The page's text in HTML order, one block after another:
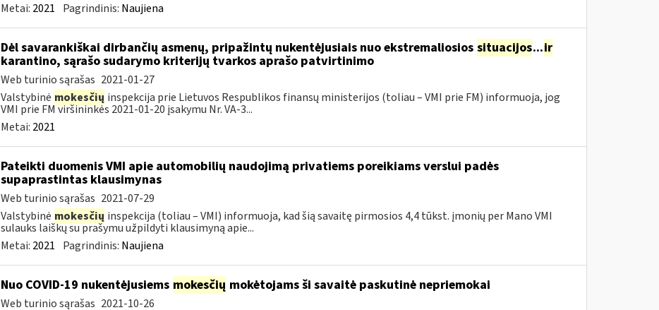
Metai: 2021 Pagrindinis: Naujiena
Dėl savarankiškai dirbančių asmenų, pripažintų nukentėjusiais nuo ekstremaliosios situacijos...ir
karantino, sąrašo sudarymo kriterijų tvarkos aprašo patvirtinimo
Web turinio sąrašas 2021-01-27
Valstybinė mokesčių inspekcija prie Lietuvos Respublikos finansų ministerijos (toliau – VMI prie FM) informuoja, jog
VMI prie FM viršininkės 2021-01-20 įsakymu Nr. VA-3...
Metai: 2021
Pateikti duomenis VMI apie automobilių naudojimą privatiems poreikiams verslui padės
supaprastintas klausimynas
Web turinio sąrašas 2021-07-29
Valstybinė mokesčių inspekcija (toliau – VMI) informuoja, kad šią savaitę pirmosios 4,4 tūkst. įmonių per Mano VMI
sulauks laiškų su prašymu užpildyti klausimyną apie...
Metai: 2021 Pagrindinis: Naujiena
Nuo COVID-19 nukentėjusiems mokesčių mokėtojams ši savaitė paskutinė nepriemokai
Web turinio sąrašas 2021-10-26